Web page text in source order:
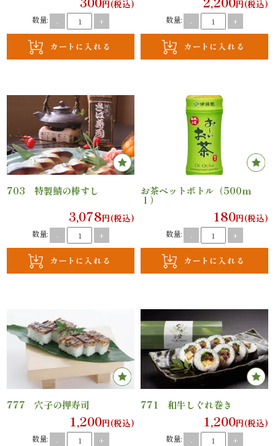
プ
シ
ン
近
江
牛・
メ
イ
鰻・
海
鮮
メ
イ
円(税込)
数量: - +
円(税込)
数量: - +
703 特製鯖の棒すし
3,078円(税込)
数量: - +
お茶ペットボトル（500ｍ
ｌ）
180円(税込)
数量: - +
777 穴子の押寿司
1,200円(税込)
数量: - +
771 和牛しぐれ巻き
1,200円(税込)
数量: - +